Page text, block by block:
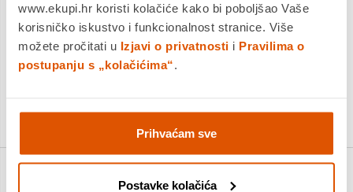
www.ekupi.hr koristi kolačiće kako bi poboljšao Vaše
korisničko iskustvo i funkcionalnost stranice. Više
možete pročitati u Izjavi o privatnosti i Pravilima o
postupanju s „kolačićima“.
Prihvaćam sve
Postavke kolačića
DODAJTE U KOŠARICU